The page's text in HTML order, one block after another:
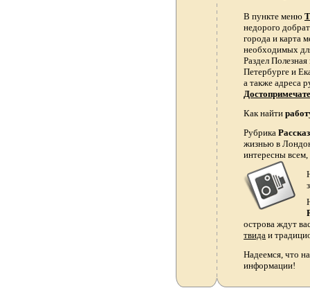
В пункте меню
недорого
города и карта
необходимых
Раздел
Петербурге и
а также адреса
Как найти
Рубрика
жизнью в
интересны
острова ждут
твида и
Надеемся, что
информации!